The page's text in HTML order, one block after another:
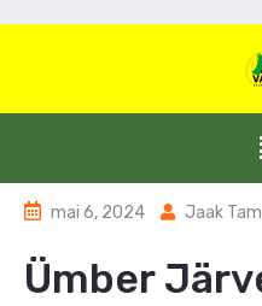
mai 6, 2024 Jaak
Ümber